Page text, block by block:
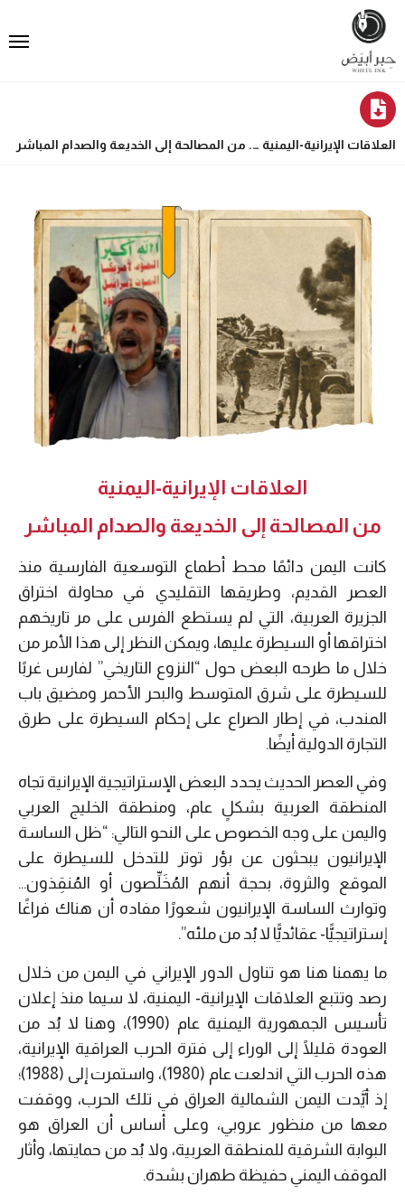
العلاقات الإيرانية-اليمنية …. من المصالحة إلى الخديعة والصدام المباشر
العلاقات الإيرانية-اليمنية
من المصالحة إلى الخديعة والصدام المباشر
كانت اليمن دائمًا محط أطماع التوسعية الفارسية منذ
العصر القديم، وطريقها التقليدي في محاولة اختراق
الجزيرة العربية، التي لم يستطع الفرس على مر تاريخهم
اختراقها أو السيطرة عليها، ويمكن النظر إلى هذا الأمر من
خلال ما طرحه البعض حول “النزوع التاريخي” لفارس غربًا
للسيطرة على شرق المتوسط والبحر الأحمر ومضيق باب
المندب، في إطار الصراع على إحكام السيطرة على طرق
التجارة الدولية أيضًا.
وفي العصر الحديث يحدد البعض الإستراتيجية الإيرانية تجاه
المنطقة العربية بشكلٍ عام، ومنطقة الخليج العربي
واليمن على وجه الخصوص على النحو التالي: “ظل الساسة
الإيرانيون يبحثون عن بؤر توتر للتدخل للسيطرة على
الموقع والثروة، بحجة أنهم المُخَلِّصون أو المُنقِذون…
وتوارث الساسة الإيرانيون شعورًا مفاده أن هناك فراغًا
إستراتيجيًّا- عقائديًّا لا بُد من ملئه”.
ما يهمنا هنا هو تناول الدور الإيراني في اليمن من خلال
رصد وتتبع العلاقات الإيرانية- اليمنية، لا سيما منذ إعلان
تأسيس الجمهورية اليمنية عام (1990)، وهنا لا بُد من
العودة قليلًا إلى الوراء إلى فترة الحرب العراقية الإيرانية،
هذه الحرب التي اندلعت عام (1980)، واستمرت إلى (1988)؛
إذ أيَّدت اليمن الشمالية العراق في تلك الحرب، ووقفت
معها من منظور عروبي، وعلى أساس أن العراق هو
البوابة الشرقية للمنطقة العربية، ولا بُد من حمايتها، وأثار
الموقف اليمني حفيظة طهران بشدة.